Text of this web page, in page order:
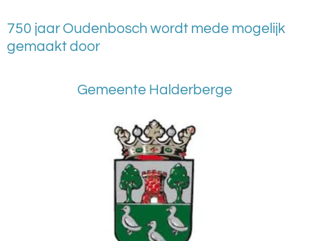
750 jaar Oudenbosch wordt mede mogelijk
gemaakt door
Gemeente Halderberge